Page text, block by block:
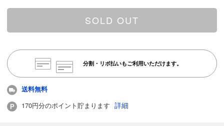
SOLD OUT
分割・リボ払いもご利用いただけます。
送料無料
170円分のポイント貯まります 詳細